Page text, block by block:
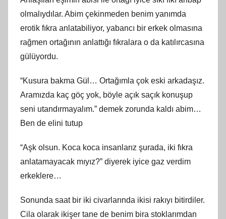
olmalıydılar. Abim çekinmeden benim yanımda
erotik fıkra anlatabiliyor, yabancı bir erkek olmasına
rağmen ortağının anlattığı fıkralara o da katılırcasına
gülüyordu.
“Kusura bakma Gül… Ortağımla çok eski arkadaşız.
Aramızda kaç göç yok, böyle açık saçık konuşup
seni utandırmayalım.” demek zorunda kaldı abim…
Ben de elini tutup
“Aşk olsun. Koca koca insanlarız şurada, iki fıkra
anlatamayacak mıyız?” diyerek iyice gaz verdim
erkeklere…
Sonunda saat bir iki civarlarında ikisi rakıyı bitirdiler.
Cila olarak ikişer tane de benim bira stoklarımdan